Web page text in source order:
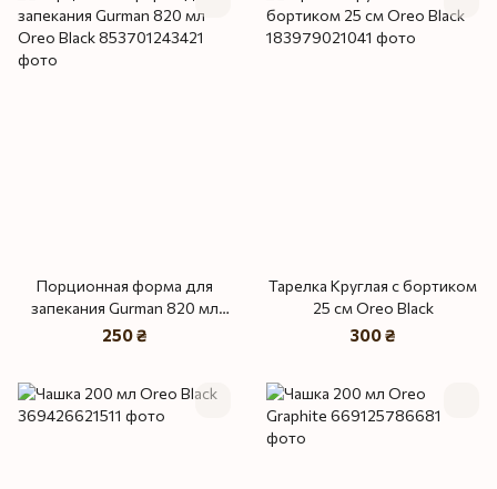
Порционная форма для
запекания Gurman 820 мл
Oreo Black
250 ₴
Тарелка Круглая с бортиком
25 см Oreo Black
300 ₴